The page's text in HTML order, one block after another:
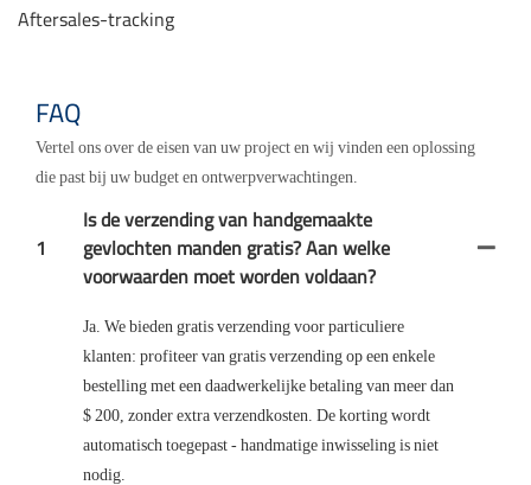
Aftersales-tracking
FAQ
Vertel ons over de eisen van uw project en wij vinden een oplossing
die past bij uw budget en ontwerpverwachtingen.
1
Is de verzending van handgemaakte
gevlochten manden gratis? Aan welke
voorwaarden moet worden voldaan?
Ja. We bieden gratis verzending voor particuliere
klanten: profiteer van gratis verzending op een enkele
bestelling met een daadwerkelijke betaling van meer dan
$ 200, zonder extra verzendkosten. De korting wordt
automatisch toegepast - handmatige inwisseling is niet
nodig.